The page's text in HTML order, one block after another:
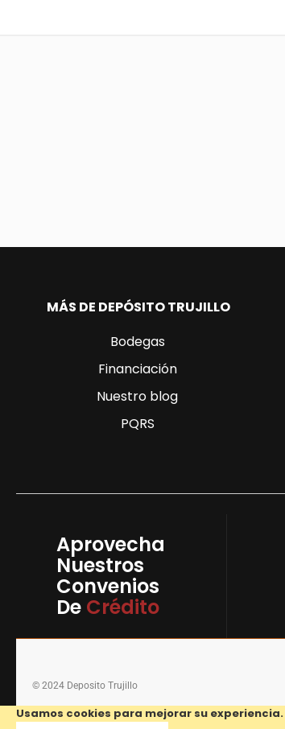
Usamos cookies para mejorar su experiencia.
MÁS DE DEPÓSITO TRUJILLO
Bodegas
Financiación
Nuestro blog
PQRS
Aprovecha
Nuestros
Convenios
De Crédito
© 2024 Deposito Trujillo